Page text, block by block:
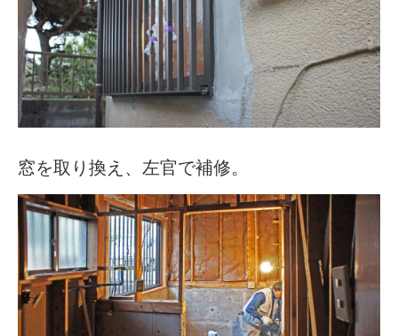
窓を取り換え、左官で補修。